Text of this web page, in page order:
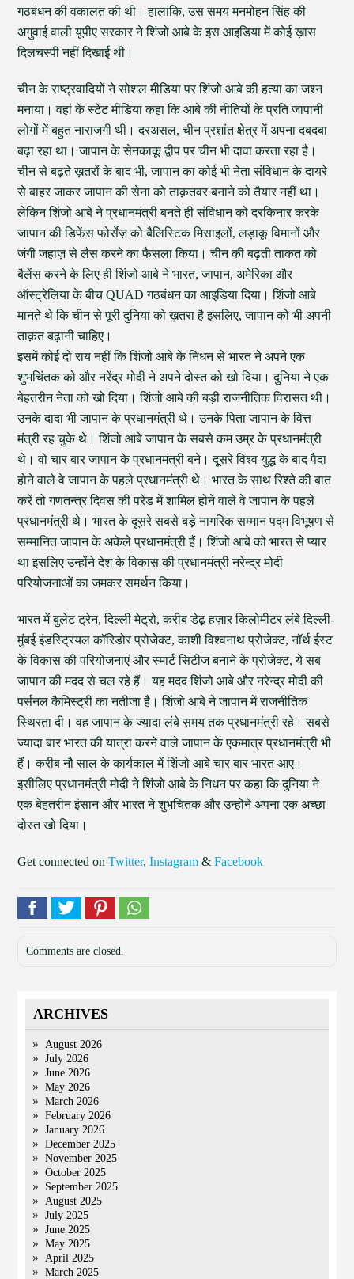
गठबंधन की वकालत की थी। हालांकि, उस समय मनमोहन सिंह की
अगुवाई वाली यूपीए सरकार ने शिंजो आबे के इस आइडिया में कोई ख़ास
दिलचस्पी नहीं दिखाई थी।
चीन के राष्ट्रवादियों ने सोशल मीडिया पर शिंजो आबे की हत्या का जश्न
मनाया। वहां के स्टेट मीडिया कहा कि आबे की नीतियों के प्रति जापानी
लोगों में बहुत नाराजगी थी। दरअसल, चीन प्रशांत क्षेत्र में अपना दबदबा
बढ़ा रहा था। जापान के सेनकाकू द्वीप पर चीन भी दावा करता रहा है।
चीन से बढ़ते ख़तरों के बाद भी, जापान का कोई भी नेता संविधान के दायरे
से बाहर जाकर जापान की सेना को ताक़तवर बनाने को तैयार नहीं था।
लेकिन शिंजो आबे ने प्रधानमंत्री बनते ही संविधान को दरकिनार करके
जापान की डिफेंस फोर्सेज़ को बैलिस्टिक मिसाइलों, लड़ाकू विमानों और
जंगी जहाज़ से लैस करने का फैसला किया। चीन की बढ़ती ताकत को
बैलेंस करने के लिए ही शिंजो आबे ने भारत, जापान, अमेरिका और
ऑस्ट्रेलिया के बीच QUAD गठबंधन का आइडिया दिया। शिंजो आबे
मानते थे कि चीन से पूरी दुनिया को ख़तरा है इसलिए, जापान को भी अपनी
ताक़त बढ़ानी चाहिए।
इसमें कोई दो राय नहीं कि शिंजो आबे के निधन से भारत ने अपने एक
शुभचिंतक को और नरेंद्र मोदी ने अपने दोस्त को खो दिया। दुनिया ने एक
बेहतरीन नेता को खो दिया। शिंजो आबे की बड़ी राजनीतिक विरासत थी।
उनके दादा भी जापान के प्रधानमंत्री थे। उनके पिता जापान के वित्त
मंत्री रह चुके थे। शिंजो आबे जापान के सबसे कम उम्र के प्रधानमंत्री
थे। वो चार बार जापान के प्रधानमंत्री बने। दूसरे विश्व युद्ध के बाद पैदा
होने वाले वे जापान के पहले प्रधानमंत्री थे। भारत के साथ रिश्ते की बात
करें तो गणतन्त्र दिवस की परेड में शामिल होने वाले वे जापान के पहले
प्रधानमंत्री थे। भारत के दूसरे सबसे बड़े नागरिक सम्मान पद्म विभूषण से
सम्मानित जापान के अकेले प्रधानमंत्री हैं। शिंजो आबे को भारत से प्यार
था इसलिए उन्होंने देश के विकास की प्रधानमंत्री नरेन्द्र मोदी
परियोजनाओं का जमकर समर्थन किया।
भारत में बुलेट ट्रेन, दिल्ली मेट्रो, करीब डेढ़ हज़ार किलोमीटर लंबे दिल्ली-
मुंबई इंडस्ट्रियल कॉरिडोर प्रोजेक्ट, काशी विश्वनाथ प्रोजेक्ट, नॉर्थ ईस्ट
के विकास की परियोजनाएं और स्मार्ट सिटीज बनाने के प्रोजेक्ट, ये सब
जापान की मदद से चल रहे हैं। यह मदद शिंजो आबे और नरेन्द्र मोदी की
पर्सनल कैमिस्ट्री का नतीजा है। शिंजो आबे ने जापान में राजनीतिक
स्थिरता दी। वह जापान के ज्यादा लंबे समय तक प्रधानमंत्री रहे। सबसे
ज्यादा बार भारत की यात्रा करने वाले जापान के एकमात्र प्रधानमंत्री भी
हैं। करीब नौ साल के कार्यकाल में शिंजो आबे चार बार भारत आए।
इसीलिए प्रधानमंत्री मोदी ने शिंजो आबे के निधन पर कहा कि दुनिया ने
एक बेहतरीन इंसान और भारत ने शुभचिंतक और उन्होंने अपना एक अच्छा
दोस्त खो दिया।
Get connected onTwitter,Instagram &Facebook
Comments are closed.
ARCHIVES
August 2026
July 2026
June 2026
May 2026
March 2026
February 2026
January 2026
December 2025
November 2025
October 2025
September 2025
August 2025
July 2025
June 2025
May 2025
April 2025
March 2025